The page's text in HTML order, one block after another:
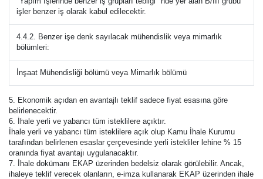
işler benzer iş olarak kabul edilecektir.
4.4.2. Benzer işe denk sayılacak mühendislik veya mimarlık
bölümleri:
İnşaat Mühendisliği bölümü veya Mimarlık bölümü
5. Ekonomik açıdan en avantajlı teklif sadece fiyat esasına göre
belirlenecektir.
6. İhale yerli ve yabancı tüm isteklilere açıktır.
İhale yerli ve yabancı tüm isteklilere açık olup Kamu İhale Kurumu
tarafından belirlenen esaslar çerçevesinde yerli istekliler lehine % 15
oranında fiyat avantajı uygulanacaktır.
7. İhale dokümanı EKAP üzerinden bedelsiz olarak görülebilir. Ancak,
ihaleye teklif verecek olanların, e-imza kullanarak EKAP üzerinden ihale